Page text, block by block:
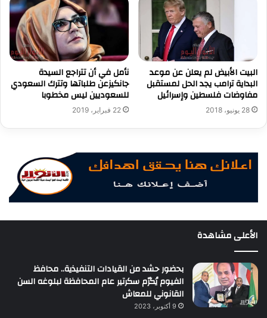
البيت الأبيض لم يعلن عن موعد
البداية ترامب يجد الحل لمستقبل
مفاوضات فلسطين وإسرائيل
28 يونيو، 2018
نأمل في أن تتراجع السيدة
جانكيزعن طلباتها وتترك السعودي
للسعوديين ليس مخطوبا
22 فبراير، 2019
الأعلى مشاهدة
بحضور حشد من القيادات التنفيذية.. محافظ
الفيوم يُكرّم سكرتير عام المحافظة لبلوغه السن
القانوني للمعاش
9 أكتوبر، 2023